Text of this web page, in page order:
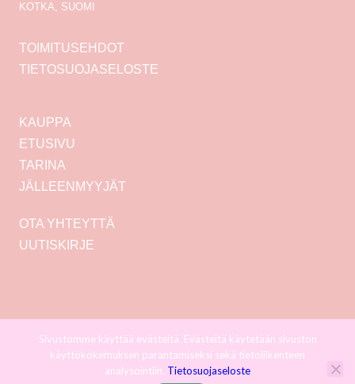
KOTKA, SUOMI
TOIMITUSEHDOT
TIETOSUOJASELOSTE
KAUPPA
ETUSIVU
TARINA
JÄLLEENMYYJÄT
OTA YHTEYTTÄ
UUTISKIRJE
Sivustomme käyttää evästeitä. Evästeitä käytetään sivuston
käyttökokemuksen parantamiseksi sekä tietoliikenteen
analysointiin. Tietosuojaseloste